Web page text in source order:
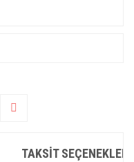
TAKSIT SEÇENEKLERI